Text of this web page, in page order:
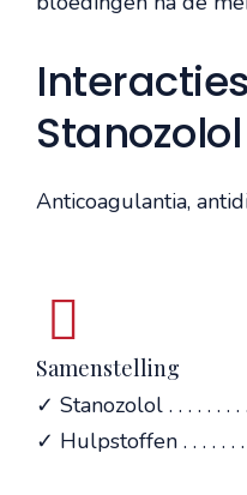
Stanozolol
Anticoagulantia,
Samenstelling
✓ Stanozolol . . . . . . . .
✓ Hulpstoffen . . . . . . .